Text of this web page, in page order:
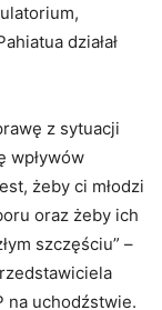
działał
z sytuacji
wpływów
żeby ci młodzi
oraz żeby ich
szczęściu” –
na uchodźstwie.